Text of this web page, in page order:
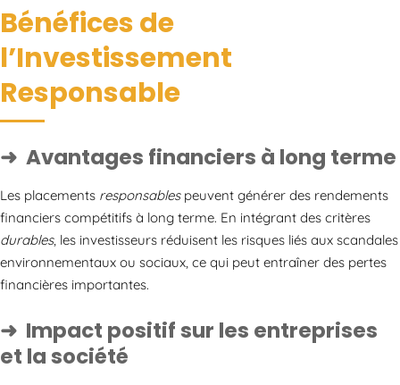
Bénéfices de
l’Investissement
Responsable
Avantages financiers à long terme
Les placements responsablespeuvent générer des rendements
financiers compétitifs à long terme. En intégrant des critères
durables, les investisseurs réduisent les risques liés aux scandales
environnementaux ou sociaux, ce qui peut entraîner des pertes
financières importantes.
Impact positif sur les entreprises
et la société